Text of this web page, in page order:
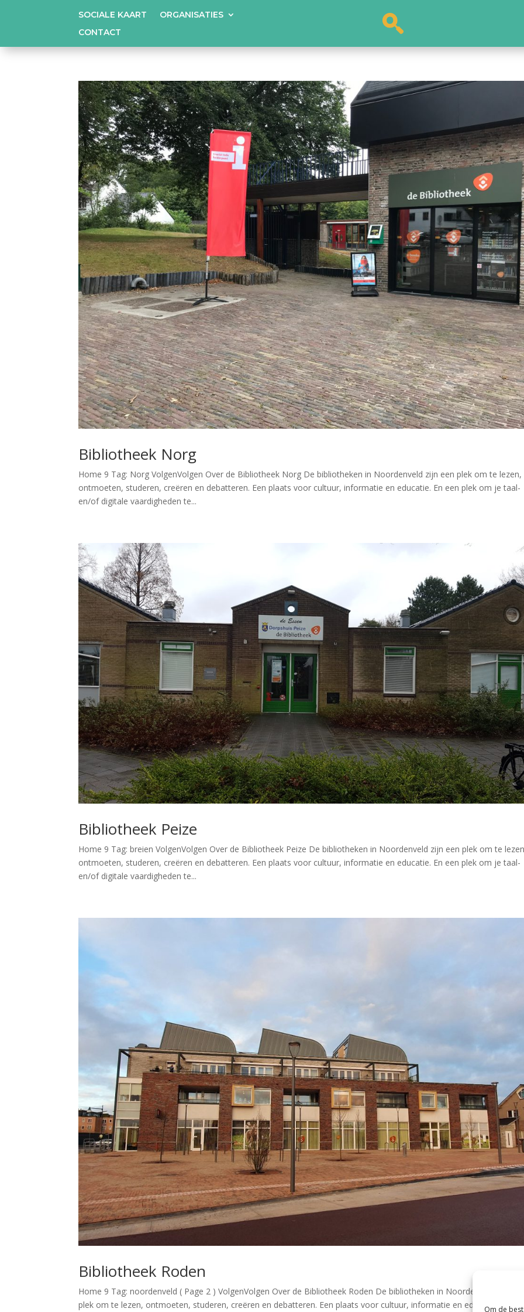
Om de
SOCIALE KAART
ORGANISATIES
CONTACT
Bibliotheek Norg
Home 9 Tag: Norg VolgenVolgen Over de Bibliotheek Norg De bibliotheken in Noordenveld zijn een plek om te lezen,
ontmoeten, studeren, creëren en debatteren. Een plaats voor cultuur, informatie en educatie. En een plek om je taal-
en/of digitale vaardigheden te...
Bibliotheek Peize
Home 9 Tag: breien VolgenVolgen Over de Bibliotheek Peize De bibliotheken in Noordenveld zijn een plek om te
ontmoeten, studeren, creëren en debatteren. Een plaats voor cultuur, informatie en educatie. En een plek om je taal-
en/of digitale vaardigheden te...
Bibliotheek Roden
Home 9 Tag: noordenveld ( Page 2 ) VolgenVolgen Over de Bibliotheek Roden De bibliotheken in Noordenveld zijn
plek om te lezen, ontmoeten, studeren, creëren en debatteren. Een plaats voor cultuur, informatie en educatie. En